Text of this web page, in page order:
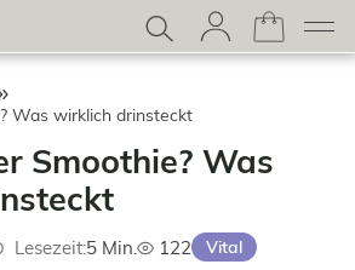
Was wirklich drinsteckt
Smoothie? Was
Lesezeit:5 Min.Aufrufe:
122 Vital